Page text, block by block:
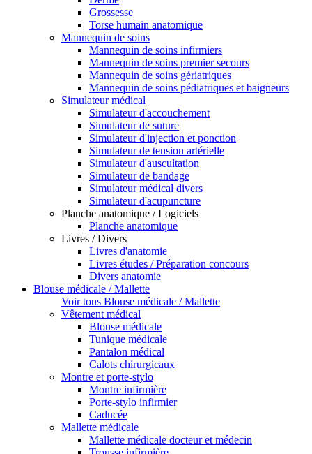
Grossesse
Torse humain anatomique
Mannequin de soins
Mannequin de soins infirmiers
Mannequin de soins premier secours
Mannequin de soins gériatriques
Mannequin de soins pédiatriques et baigneurs
Simulateur médical
Simulateur d'accouchement
Simulateur de suture
Simulateur d'injection et ponction
Simulateur de tension artérielle
Simulateur d'auscultation
Simulateur de bandage
Simulateur médical divers
Simulateur d'acupuncture
Planche anatomique / Logiciels
Planche anatomique
Livres / Divers
Livres d'anatomie
Livres études / Préparation concours
Divers anatomie
Blouse médicale / Mallette
Voir tous Blouse médicale / Mallette
Vêtement médical
Blouse médicale
Tunique médicale
Pantalon médical
Calots chirurgicaux
Montre et porte-stylo
Montre infirmière
Porte-stylo infirmier
Caducée
Mallette médicale
Mallette médicale docteur et médecin